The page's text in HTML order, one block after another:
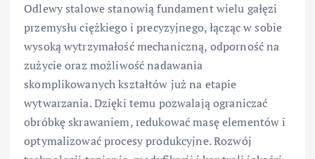
Odlewy stalowe stanowią fundament wielu gałęzi
przemysłu ciężkiego i precyzyjnego, łącząc w sobie
wysoką wytrzymałość mechaniczną, odporność na
zużycie oraz możliwość nadawania
skomplikowanych kształtów już na etapie
wytwarzania. Dzięki temu pozwalają ograniczać
obróbkę skrawaniem, redukować masę elementów i
optymalizować procesy produkcyjne. Rozwój